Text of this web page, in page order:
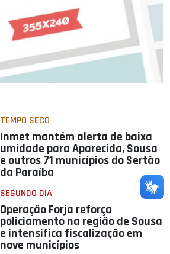
TEMPO SECO
Inmet mantém alerta de baixa
umidade para Aparecida, Sousa
e outros 71 municípios do Sertão
da Paraíba
SEGUNDO DIA
Operação Forja reforça
policiamento na região de Sousa
e intensifica fiscalização em
nove municípios